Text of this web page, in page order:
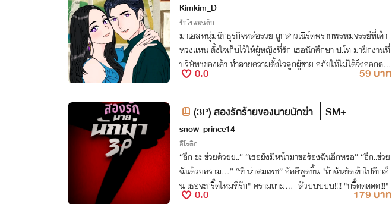
Kimkim_D
รักโรแมนติก
มาเอลหนุ่มนักธุรกิจหล่อรวย ถูกสาวเนิร์ดพรากพรหมจรรย์ที่เค้า
หวงแหน ตั้งใจเก็บไว้ให้ผู้หญิงที่รัก เธอนักศึกษา ป.โท มาฝึกงานที่
บริษัทฯของเค้า ทำลายความตั้งใจลูกผู้ชาย อภัยให้ไม่ได้จึงออกตาม
ล่าหาเธอ
0.0 59 บาท
(3P) สองรักร้ายของนายนักฆ่า │SM+
snow_prince14
อีโรติก
“อึก ชะ ช่วยด้วยย..” “เธอยังมีหน้ามาขอร้องฉันอีกหรอ” “ฮึก..ช่วย
ฉันด้วยคราม…” “หึ น่าสมเพช” อัคคีพูดขึ้น "ถ้าฉันยัดเข้าไปอีกเอ็
น เธอจะกรี๊ดไหมที่รัก" ครามถาม... ส๊วบบบบบ!!!! "กรี๊ดดดดด!!!"
0.0 179 บาท